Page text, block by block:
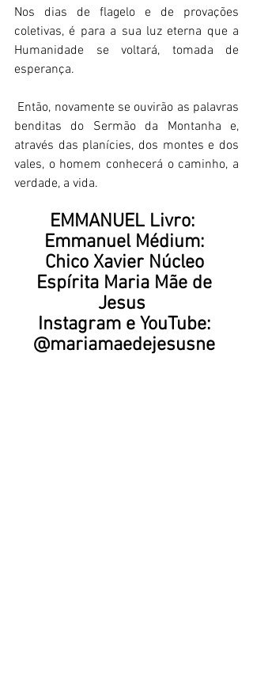
Nos dias de flagelo e de provações
coletivas, é para a sua luz eterna que a
Humanidade se voltará, tomada de
esperança.
Então, novamente se ouvirão as palavras
benditas do Sermão da Montanha e,
através das planícies, dos montes e dos
vales, o homem conhecerá o caminho, a
verdade, a vida.
EMMANUEL Livro:
Emmanuel Médium:
Chico Xavier Núcleo
Espírita Maria Mãe de
Jesus
Instagram e YouTube:
@mariamaedejesusne